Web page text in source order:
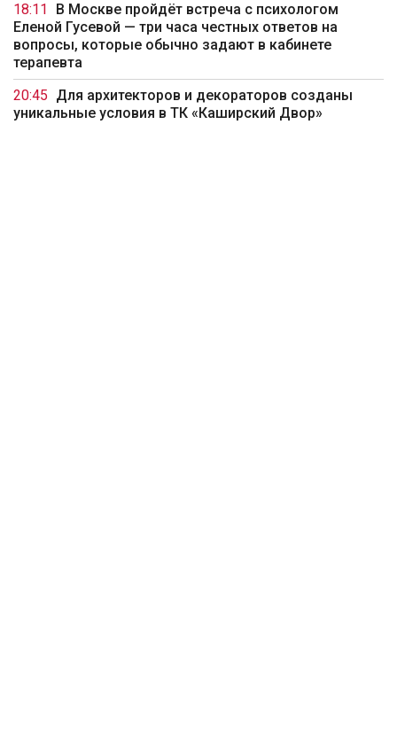
18:11
В Москве пройдёт встреча с психологом
Еленой Гусевой — три часа честных ответов на
вопросы, которые обычно задают в кабинете
терапевта
20:45 Для архитекторов и декораторов созданы
уникальные условия в ТК «Каширский Двор»